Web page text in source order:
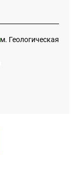
м. Геологическая